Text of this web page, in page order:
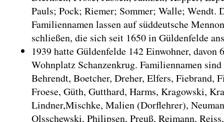
Pauls; Pock; Riemer; Sommer; Walle; Wendt.
Familiennamen lassen auf süddeutsche
schließen, die sich seit 1650 in Güldenfelde
1939 hatte Güldenfelde 142 Einwohner, davon
Wohnplatz Schanzenkrug. Familiennamen
Behrendt, Boetcher, Dreher, Elfers, Fiebrand,
Froese, Güth, Gutthard, Harms, Kragowski,
Lindner,Mischke, Malien (Dorflehrer),
Olsschewski, Philipsen, Preuß, Reimann,